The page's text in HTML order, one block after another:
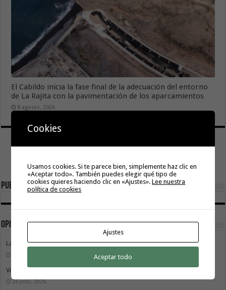
El Cabildo inicia la fase final de la adecuación del entorno
de La Rajita con la pavimentación de los aparcamientos
8 agosto, 2026
Publicidad
Opinión
La Gomera transforma su modelo energético
Vivir donde se estudia: una cuestión de igualdad entre islas
26 julio, 2026
Cookies
Usamos cookies. Si te parece bien, simplemente haz clic en
«Aceptar todo». También puedes elegir qué tipo de
cookies quieres haciendo clic en «Ajustes».Lee nuestra
política de cookies
Ajustes
Aceptar todo